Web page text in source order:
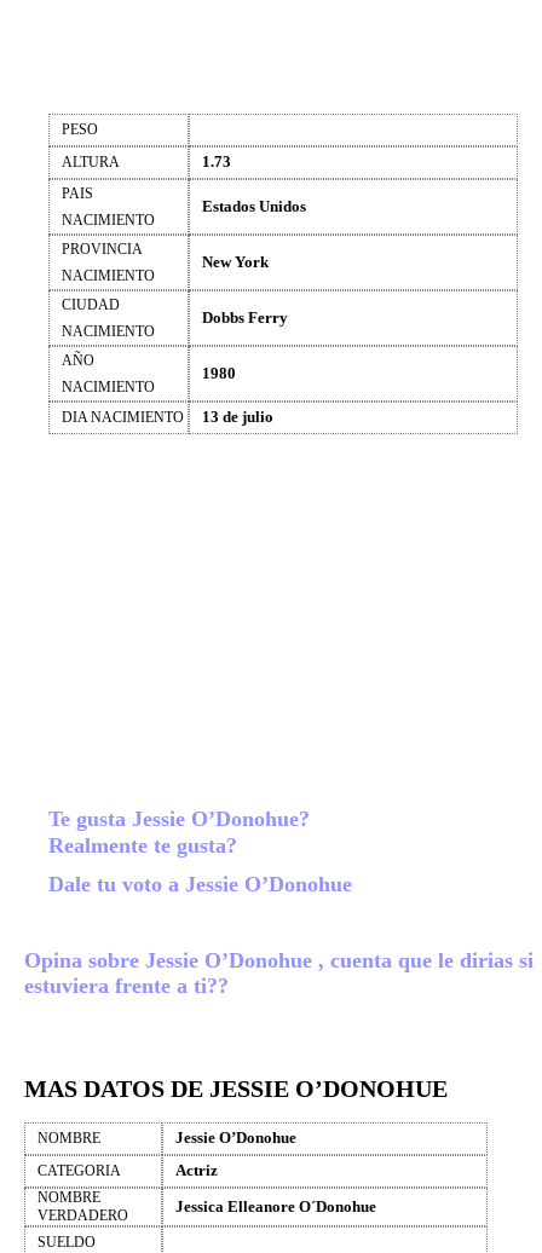
PESO
ALTURA
1.73
PAIS
NACIMIENTO
Estados Unidos
PROVINCIA
NACIMIENTO
New York
CIUDAD
NACIMIENTO
Dobbs Ferry
AÑO
NACIMIENTO
1980
DIA NACIMIENTO 13 de julio
Te gusta Jessie O’Donohue?
Realmente te gusta?
Dale tu voto a Jessie O’Donohue
Opina sobre Jessie O’Donohue , cuenta que le dirias si
estuviera frente a ti??
MAS DATOS DE JESSIE O’DONOHUE
NOMBRE Jessie O’Donohue
CATEGORIA Actriz
NOMBRE
VERDADERO
Jessica Elleanore O´Donohue
SUELDO